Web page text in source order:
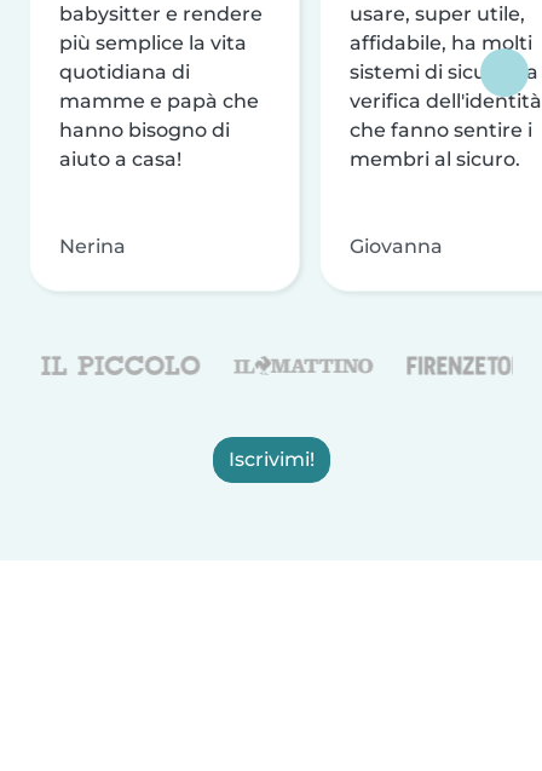
babysitter e rendere
più semplice la vita
quotidiana di
mamme e papà che
hanno bisogno di
aiuto a casa!
Nerina
usare, super utile,
affidabile, ha molti
sistemi di sicurezza
verifica dell'identità
che fanno sentire i
membri al sicuro.
Giovanna
Iscrivimi!